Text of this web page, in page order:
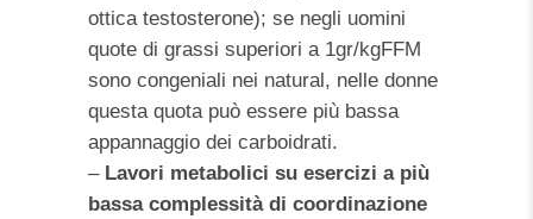
ottica testosterone); se negli uomini
quote di grassi superiori a 1gr/kgFFM
sono congeniali nei natural, nelle donne
questa quota può essere più bassa
appannaggio dei carboidrati.
– Lavori metabolici su esercizi a più
bassa complessità di coordinazione